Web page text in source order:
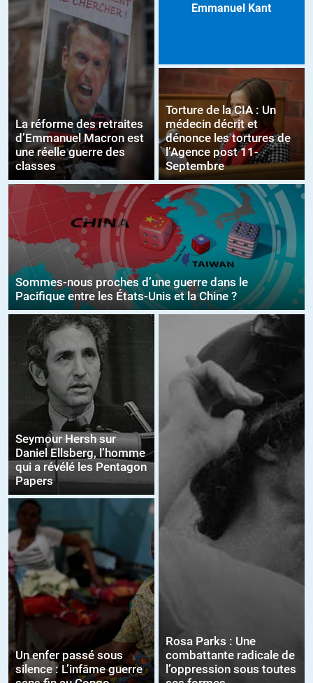
La réforme des retraites
d’Emmanuel Macron est
une réelle guerre des
classes
Emmanuel Kant
Torture de la CIA : Un
médecin décrit et
dénonce les tortures de
l’Agence post 11-
Septembre
Sommes-nous proches d’une guerre dans le
Pacifique entre les États-Unis et la Chine ?
Seymour Hersh sur
Daniel Ellsberg, l’homme
qui a révélé les Pentagon
Papers
Un enfer passé sous
silence : L’infâme guerre
Rosa Parks : Une
combattante radicale de
l’oppression sous toutes